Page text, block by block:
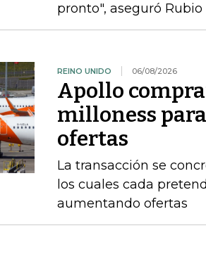
pronto", aseguró Rubio
REINO UNIDO 06/08/2026
Apollo
milloness
ofertas
La transacción se
los cuales cada
aumentando ofertas